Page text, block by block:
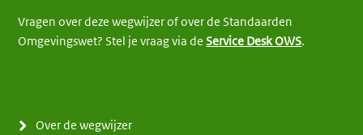
Vragen over deze wegwijzer of over de Standaarden
Omgevingswet? Stel je vraag via deService Desk OWS.
Over de wegwijzer